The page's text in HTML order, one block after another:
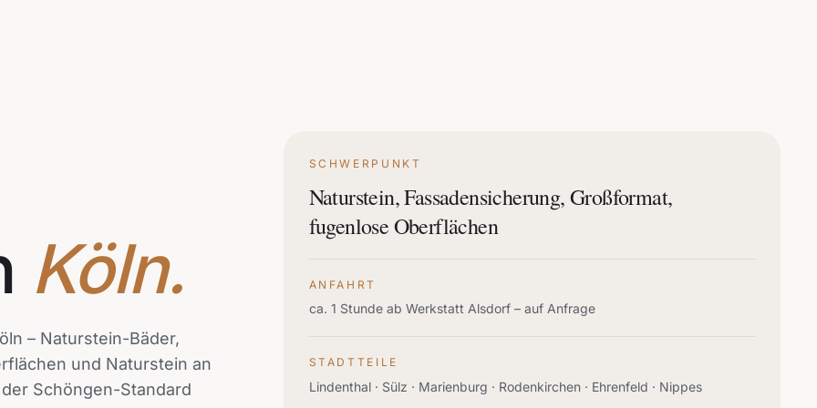
Köln.
– Naturstein-Bäder,
und Naturstein an
Schöngen-Standard
SCHWERPUNKT
Naturstein, Fassadensicherung, Großformat,
fugenlose Oberflächen
ANFAHRT
ca. 1 Stunde ab Werkstatt Alsdorf – auf Anfrage
STADTTEILE
Lindenthal · Sülz · Marienburg · Rodenkirchen · Ehrenfeld · Nippes